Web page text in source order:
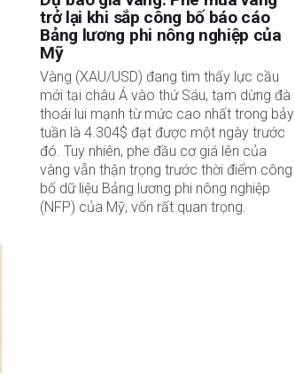
trở lại khi sắp công bố báo cáo
Bảng lương phi nông nghiệp của
Mỹ
Vàng (XAU/USD) đang tìm thấy lực cầu
mới tại châu Á vào thứ Sáu, tạm dừng đà
thoái lui mạnh từ mức cao nhất trong bảy
tuần là 4.304$ đạt được một ngày trước
đó. Tuy nhiên, phe đầu cơ giá lên của
vàng vẫn thận trọng trước thời điểm công
bố dữ liệu Bảng lương phi nông nghiệp
(NFP) của Mỹ, vốn rất quan trọng.